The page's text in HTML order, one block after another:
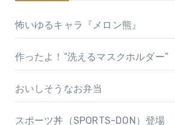
怖いゆるキャラ『メロン熊』
作ったよ！“洗えるマスクホルダー”
おいしそうなお弁当
スポーツ丼（SPORTS-DON）登場